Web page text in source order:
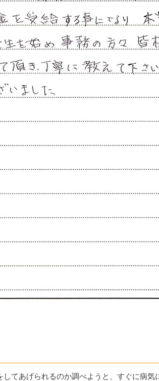
してあげられるのか調べようと、すぐに病